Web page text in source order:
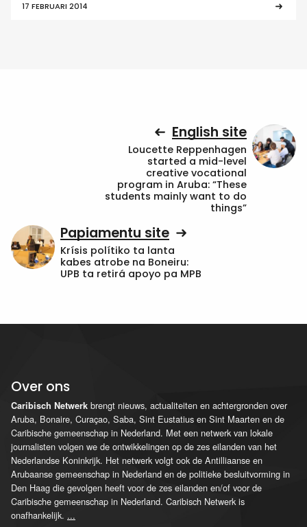
17 FEBRUARI 2014
English site
Loucette Reppenhagen
started a mid-level
creative vocational
program in Aruba: “These
students mainly want to do
things”
Papiamentu site
Krísis polítiko ta lanta
kabes atrobe na Boneiru:
UPB ta retirá apoyo pa MPB
Over ons
Caribisch Netwerk brengt nieuws, actualiteiten en achtergronden over
Aruba, Bonaire, Curaçao, Saba, Sint Eustatius en Sint Maarten en de
Caribische gemeenschap in Nederland. Met een netwerk van lokale
journalisten volgen we de ontwikkelingen op de zes eilanden van het
Nederlandse Koninkrijk. Het netwerk volgt ook de Antilliaanse en
Arubaanse gemeenschap in Nederland en de politieke besluitvorming in
Den Haag die gevolgen heeft voor de zes eilanden en/of voor de
Caribische gemeenschap in Nederland. Caribisch Netwerk is
onafhankelijk. ...